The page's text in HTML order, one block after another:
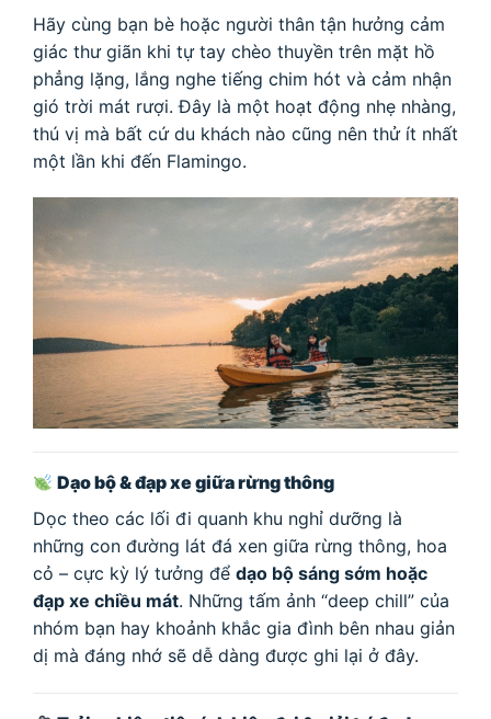
Hãy cùng bạn bè hoặc người thân tận hưởng cảm
giác thư giãn khi tự tay chèo thuyền trên mặt hồ
phẳng lặng, lắng nghe tiếng chim hót và cảm nhận
gió trời mát rượi. Đây là một hoạt động nhẹ nhàng,
thú vị mà bất cứ du khách nào cũng nên thử ít nhất
một lần khi đến Flamingo.
Dạo bộ & đạp xe giữa rừng thông
Dọc theo các lối đi quanh khu nghỉ dưỡng là
những con đường lát đá xen giữa rừng thông, hoa
cỏ – cực kỳ lý tưởng để dạo bộ sáng sớm hoặc
đạp xe chiều mát. Những tấm ảnh “deep chill” của
nhóm bạn hay khoảnh khắc gia đình bên nhau giản
dị mà đáng nhớ sẽ dễ dàng được ghi lại ở đây.